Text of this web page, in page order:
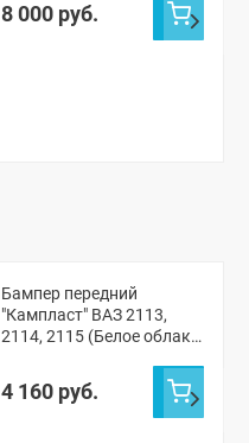
8 000 руб.
Бампер передний
"Кампласт" ВАЗ 2113,
2114, 2115 (Белое облако
4 160 руб.